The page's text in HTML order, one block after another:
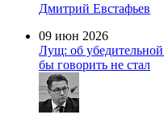
Дмитрий Евстафьев
09 июн 2026
Лущ: об
бы говорить не стал